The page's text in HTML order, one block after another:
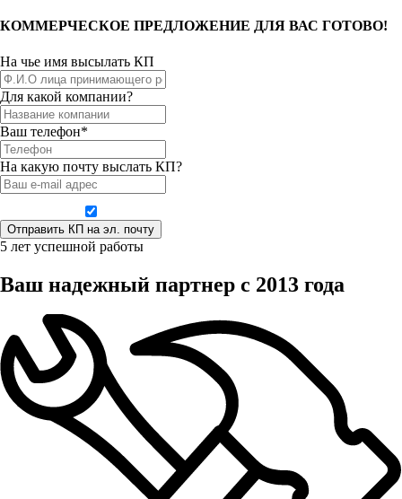
КОММЕРЧЕСКОЕ ПРЕДЛОЖЕНИЕ ДЛЯ ВАС ГОТОВО!
На чье имя высылать КП
Для какой компании?
Ваш телефон*
На какую почту выслать КП?
5 лет успешной работы
Ваш надежный партнер с 2013 года